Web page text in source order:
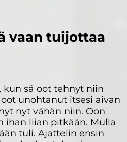
vaan tuijottaa
kun sä oot tehnyt niin
unohtanut itsesi aivan
nyt vähän niin. Oon
ihan liian pitkään. Mulla
tuli. Ajattelin ensin